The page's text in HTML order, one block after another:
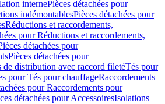
internePièces détachées pour
indémontablesPièces détachées pour
Réductions et raccordements,
pour Réductions et raccordements,
détachées pour
Pièces détachées pour
de distribution avec raccord filetéTés pour
pour Tés pour chauffageRaccordements
pour Raccordements pour
détachées pour AccessoiresIsolations